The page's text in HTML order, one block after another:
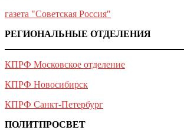
газета "Советская Россия"
РЕГИОНАЛЬНЫЕ ОТДЕЛЕНИЯ
КПРФ Московское отделение
КПРФ Новосибирск
КПРФ Санкт-Петербург
ПОЛИТПРОСВЕТ